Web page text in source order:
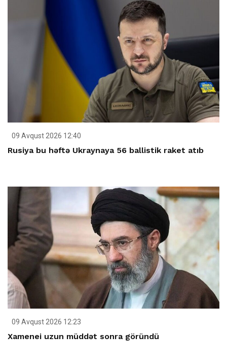
09 Avqust 2026 12:40
Rusiya bu həftə Ukraynaya 56 ballistik raket atıb
09 Avqust 2026 12:23
Xamenei uzun müddət sonra göründü